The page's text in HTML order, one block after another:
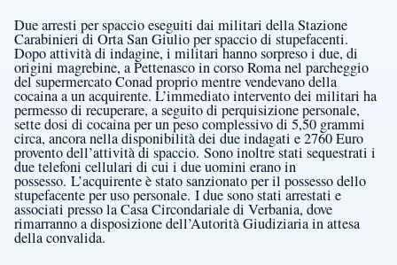
Due arresti per spaccio eseguiti dai militari della Stazione
Carabinieri di Orta San Giulio per spaccio di stupefacenti.
Dopo attività di indagine, i militari hanno sorpreso i due, di
origini magrebine, a Pettenasco in corso Roma nel parcheggio
del supermercato Conad proprio mentre vendevano della
cocaina a un acquirente. L’immediato intervento dei militari ha
permesso di recuperare, a seguito di perquisizione personale,
sette dosi di cocaina per un peso complessivo di 5,50 grammi
circa, ancora nella disponibilità dei due indagati e 2760 Euro
provento dell’attività di spaccio. Sono inoltre stati sequestrati i
due telefoni cellulari di cui i due uomini erano in
possesso. L’acquirente è stato sanzionato per il possesso dello
stupefacente per uso personale. I due sono stati arrestati e
associati presso la Casa Circondariale di Verbania, dove
rimarranno a disposizione dell’Autorità Giudiziaria in attesa
della convalida.